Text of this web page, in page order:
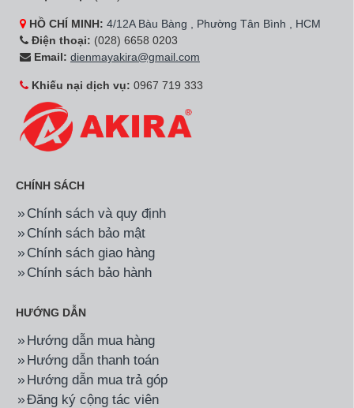
HỒ CHÍ MINH: 4/12A Bàu Bàng , Phường Tân Bình , HCM
Điện thoại: (028) 6658 0203
Email: dienmayakira@gmail.com
Khiếu nại dịch vụ: 0967 719 333
CHÍNH SÁCH
Chính sách và quy định
Chính sách bảo mật
Chính sách giao hàng
Chính sách bảo hành
HƯỚNG DẪN
Hướng dẫn mua hàng
Hướng dẫn thanh toán
Hướng dẫn mua trả góp
Đăng ký cộng tác viên